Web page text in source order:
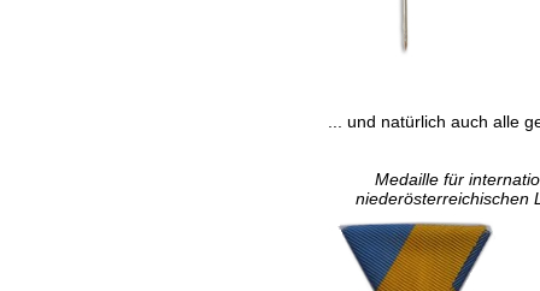
... und natürlich auch alle
Medaille für
niederösterreichischen